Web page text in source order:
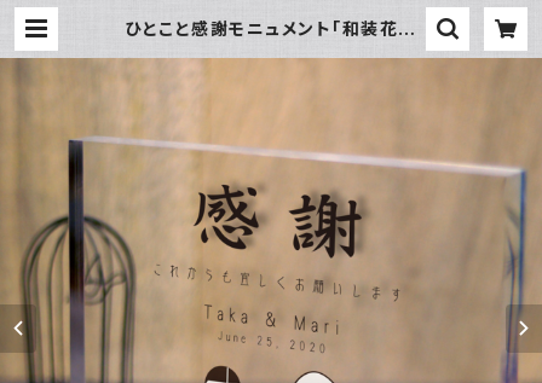
ひとこと感謝モニュメント「和装花婿